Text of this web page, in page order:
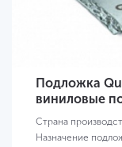
Подложка
виниловые
Страна
Назначение